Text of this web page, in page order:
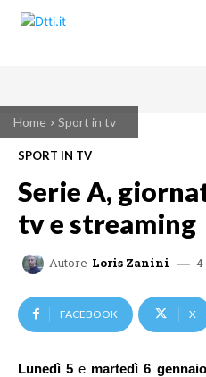
Home Sport in tv
SPORT IN TV
Serie A,
tv e streaming
Autore Loris Zanini 4
FACEBOOK X
Lunedì 5e martedì 6